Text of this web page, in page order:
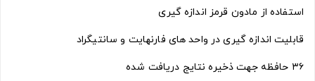
استفاده از مادون قرمز اندازه گیری
قابلیت اندازه گیری در واحد های فارنهایت و سانتیگراد
۳۶ حافظه جهت ذخیره نتایج دریافت شده